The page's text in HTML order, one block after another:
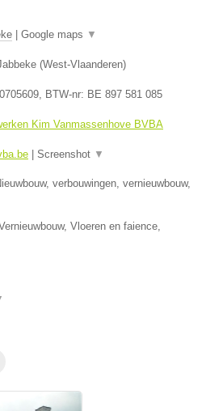
Google maps ▼
(West-Vlaanderen)
, BTW-nr: BE 897 581 085
Kim Vanmassenhove BVBA
Screenshot ▼
verbouwingen, vernieuwbouw,
Vloeren en faience,